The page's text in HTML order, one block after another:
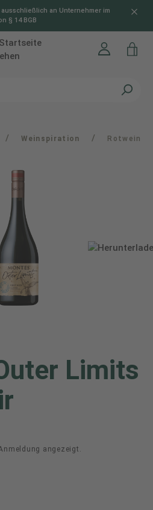
an Unternehmer im
§ 14 BGB
/ Weinspiration / Rotwein
Limits
angezeigt.